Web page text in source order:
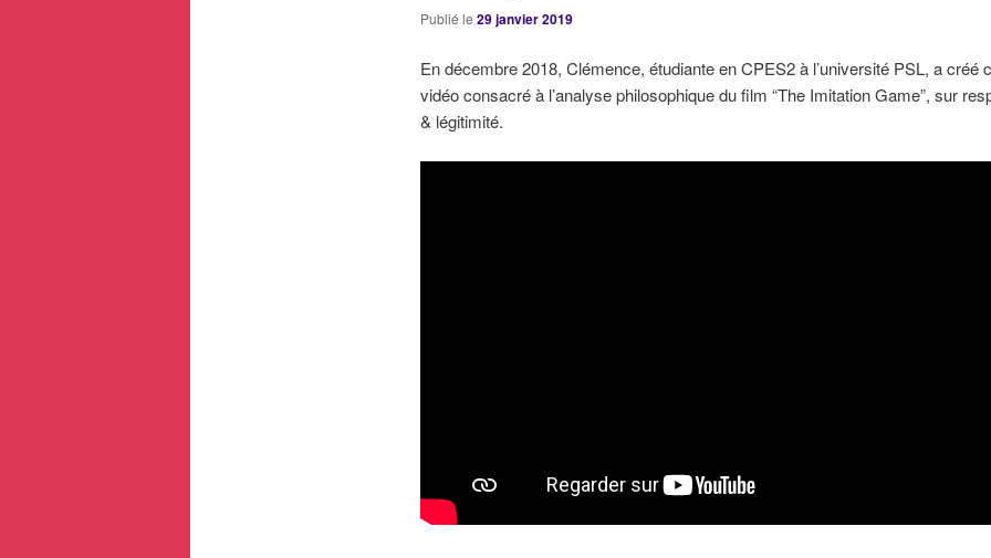
Publié le 29 janvier 2019
En décembre 2018, Clémence, étudiante en CPES2 à l’université PSL, a créé
vidéo consacré à l’analyse philosophique du film “The Imitation Game”, sur
& légitimité.